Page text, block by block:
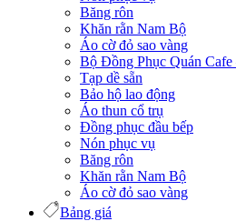
Băng rôn
Khăn rằn Nam Bộ
Áo cờ đỏ sao vàng
Bộ Đồng Phục Quán Cafe
Tạp dề sẵn
Bảo hộ lao động
Áo thun cổ trụ
Đồng phục đầu bếp
Nón phục vụ
Băng rôn
Khăn rằn Nam Bộ
Áo cờ đỏ sao vàng
Bảng giá